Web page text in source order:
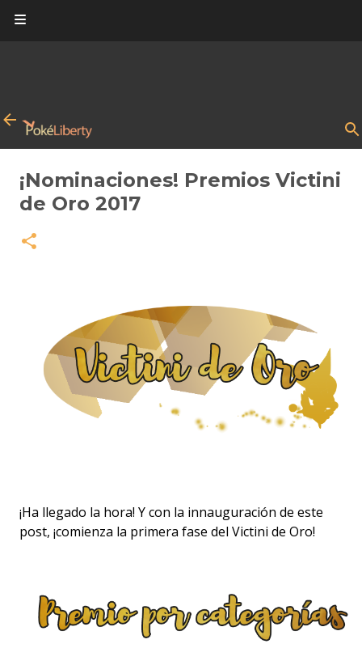
¡Nominaciones! Premios Victini
de Oro 2017
¡Ha llegado la hora! Y con la innauguración de este
post, ¡comienza la primera fase del Victini de Oro!